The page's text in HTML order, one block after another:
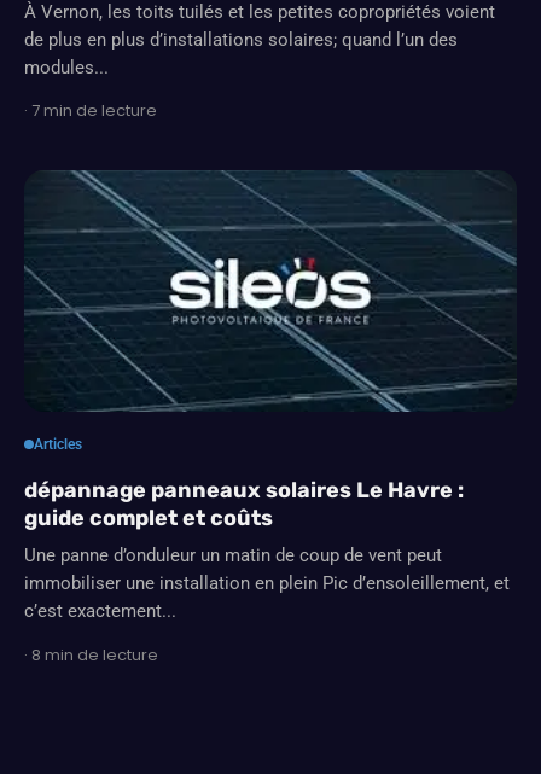
À Vernon, les toits tuilés et les petites copropriétés voient
de plus en plus d’installations solaires; quand l’un des
modules...
· 7 min de lecture
Articles
dépannage panneaux solaires Le Havre :
guide complet et coûts
Une panne d’onduleur un matin de coup de vent peut
immobiliser une installation en plein Pic d’ensoleillement, et
c’est exactement...
· 8 min de lecture